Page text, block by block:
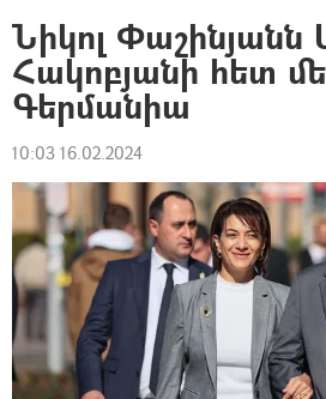
Նիկոլ Փաշինյանն
Հակոբյանի հետ
Գերմանիա
10:03 16.02.2024